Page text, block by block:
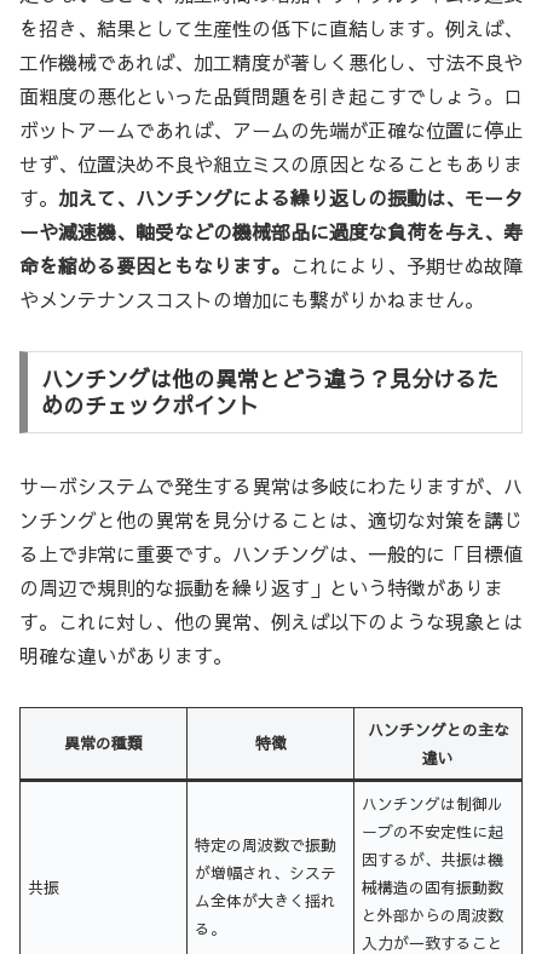
を招き、結果として生産性の低下に直結します。例えば、
工作機械であれば、加工精度が著しく悪化し、寸法不良や
面粗度の悪化といった品質問題を引き起こすでしょう。ロ
ボットアームであれば、アームの先端が正確な位置に停止
せず、位置決め不良や組立ミスの原因となることもありま
す。 加えて、ハンチングによる繰り返しの振動は、モータ
ーや減速機、軸受などの機械部品に過度な負荷を与え、寿
命を縮める要因ともなります。 これにより、予期せぬ故障
やメンテナンスコストの増加にも繋がりかねません。
ハンチングは他の異常とどう違う？見分けるた
めのチェックポイント
サーボシステムで発生する異常は多岐にわたりますが、ハ
ンチングと他の異常を見分けることは、適切な対策を講じ
る上で非常に重要です。ハンチングは、一般的に「目標値
の周辺で規則的な振動を繰り返す」という特徴がありま
す。これに対し、他の異常、例えば以下のような現象とは
明確な違いがあります。
異常の種類 特徴
ハンチングとの主な
違い
共振
特定の周波数で振動
が増幅され、システ
ム全体が大きく揺れ
る。
ハンチングは制御ル
ープの不安定性に起
因するが、共振は機
械構造の固有振動数
と外部からの周波数
入力が一致すること